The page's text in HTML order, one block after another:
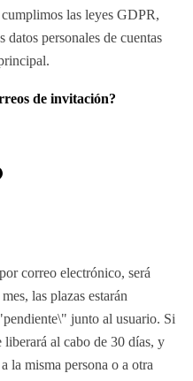
las leyes GDPR,
personales de cuentas
de invitación?
correo electrónico, será
las plazas estarán
junto al usuario. Si
liberará al cabo de 30 días, y
la misma persona o a otra